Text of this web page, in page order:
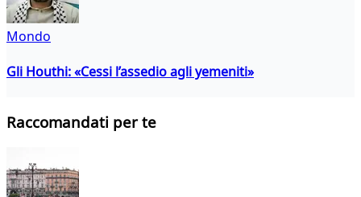
Mondo
Gli Houthi: «Cessi l’assedio agli yemeniti»
Raccomandati per te